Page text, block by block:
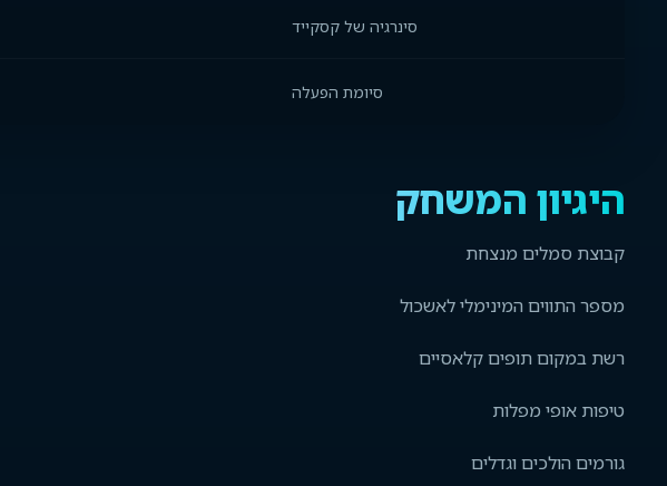
סינרגיה של קסקייד
סיומת הפעלה
היגיון המשחק
קבוצת סמלים מנצחת
מספר התווים המינימלי לאשכול
רשת במקום תופים קלאסיים
טיפות אופי מפלות
גורמים הולכים וגדלים